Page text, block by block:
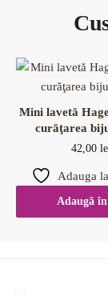
Mini lavetă
curăţarea
42,00
Adaugă în
Adauga